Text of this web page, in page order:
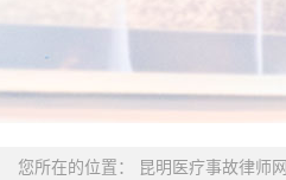
您所在的位置： 昆明医疗事故律师网